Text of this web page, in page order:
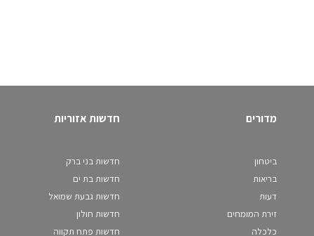
מדורים
ביטחון
בריאות
דעות
זירת המומחים
כלכלה
חדשות אזוריות
חדשות בני ברק
חדשות בת ים
חדשות גבעת שמואל
חדשות חולון
חדשות פתח תקווה